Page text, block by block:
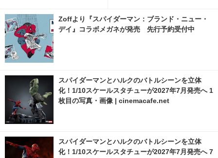
Zoffより『スパイダーマン：ブランド・ニュー・
デイ』コラボメガネが発売 先行予約受付中
スパイダーマンとハルクのバトルシーンを立体
化！1/10スケールスタチューが2027年7月発売へ 1
枚目の写真・画像 | cinemacafe.net
スパイダーマンとハルクのバトルシーンを立体
化！1/10スケールスタチューが2027年7月発売へ 7